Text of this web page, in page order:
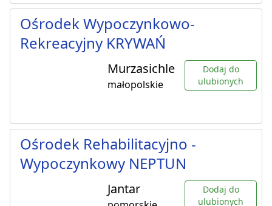
Ośrodek Wypoczynkowo-
Rekreacyjny KRYWAŃ
Murzasichle
małopolskie
Dodaj do
ulubionych
Ośrodek Rehabilitacyjno -
Wypoczynkowy NEPTUN
Jantar
Dodaj do
ulubionych